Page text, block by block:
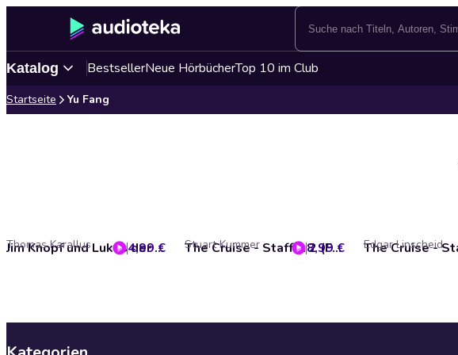
Katalog BestsellerNeue HörbücherTop 10 im Club
Startseite Yu Fang
Jim Knopf und Lukas der Lokomotivführer (Hörspiel zum Kinofilm)
Thomas Karallus 4,99 € The Cruise - Staffel 2 (Folge 05 - 08)
Stuart Kummer 8,99 € Edgar Linscheid